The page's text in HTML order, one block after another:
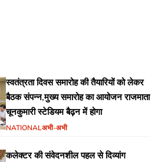
स्वतंत्रता दिवस समारोह की तैयारियों को लेकर
बैठक संपन्न,मुख्य समारोह का आयोजन राजमाता
चूनकुमारी स्टेडियम बैढ़न में होगा
NATIONALअभी-अभी
कलेक्टर की संवेदनशील पहल से दिव्यांग